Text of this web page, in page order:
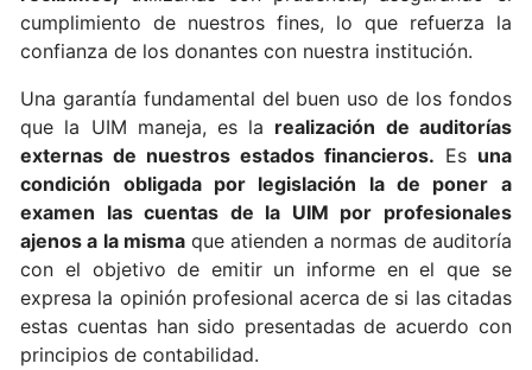
cumplimiento de nuestros fines, lo que refuerza la
confianza de los donantes con nuestra institución.
Una garantía fundamental del buen uso de los fondos
que la UIM maneja, es la realización de auditorías
externas de nuestros estados financieros. Es una
condición obligada por legislación la de poner a
examen las cuentas de la UIM por profesionales
ajenos a la mismaque atienden a normas de auditoría
con el objetivo de emitir un informe en el que se
expresa la opinión profesional acerca de si las citadas
estas cuentas han sido presentadas de acuerdo con
principios de contabilidad.